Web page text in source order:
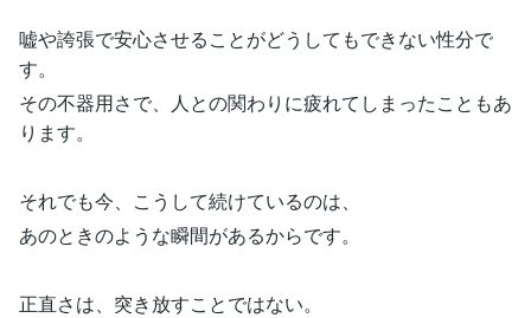
嘘や誇張で安心させることがどうしてもできない性分で
す。
その不器用さで、人との関わりに疲れてしまったこともあ
ります。
それでも今、こうして続けているのは、
あのときのような瞬間があるからです。
正直さは、突き放すことではない。